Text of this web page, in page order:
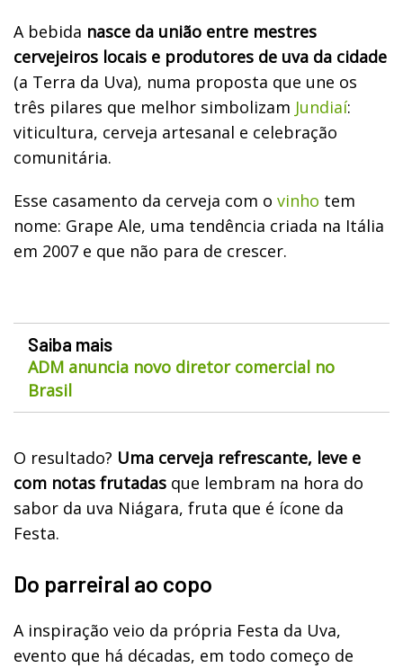
A bebida nasce da união entre mestres
cervejeiros locais e produtores de uva da cidade
(a Terra da Uva), numa proposta que une os
três pilares que melhor simbolizam Jundiaí:
viticultura, cerveja artesanal e celebração
comunitária.
Esse casamento da cerveja com o vinho tem
nome: Grape Ale, uma tendência criada na Itália
em 2007 e que não para de crescer.
Saiba mais
ADM anuncia novo diretor comercial no
Brasil
O resultado? Uma cerveja refrescante, leve e
com notas frutadas que lembram na hora do
sabor da uva Niágara, fruta que é ícone da
Festa.
Do parreiral ao copo
A inspiração veio da própria Festa da Uva,
evento que há décadas, em todo começo de